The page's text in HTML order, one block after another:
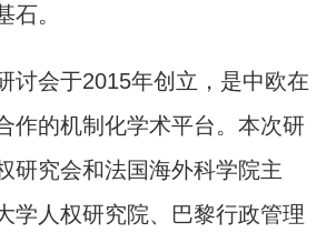
石。
会于2015年创立，是中欧在
作的机制化学术平台。本次研
研究会和法国海外科学院主
学人权研究院、巴黎行政管理